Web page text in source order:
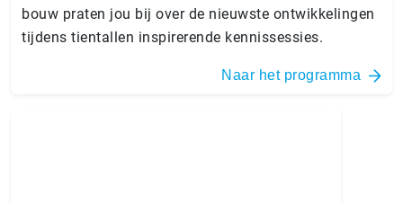
bouw praten jou bij over de nieuwste ontwikkelingen
tijdens tientallen inspirerende kennissessies.
Naar het programma